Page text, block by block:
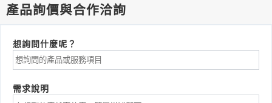
產品詢價與合作洽詢
想詢問什麼呢？
需求說明